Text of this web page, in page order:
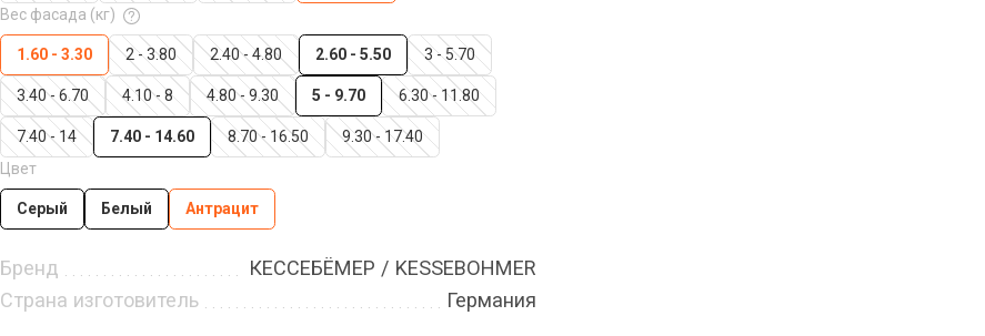
Вес фасада (кг)
1.60 - 3.30 2 - 3.80 2.40 - 4.80 2.60 - 5.50 3 - 5.70
3.40 - 6.70 4.10 - 8 4.80 - 9.30 5 - 9.70 6.30 - 11.80
7.40 - 14 7.40 - 14.60 8.70 - 16.50
9.30 - 17.40
Цвет
Серый Белый Антрацит
Бренд
КЕССЕБЁМЕР / KESSEBOHMER
Страна изготовитель
Германия